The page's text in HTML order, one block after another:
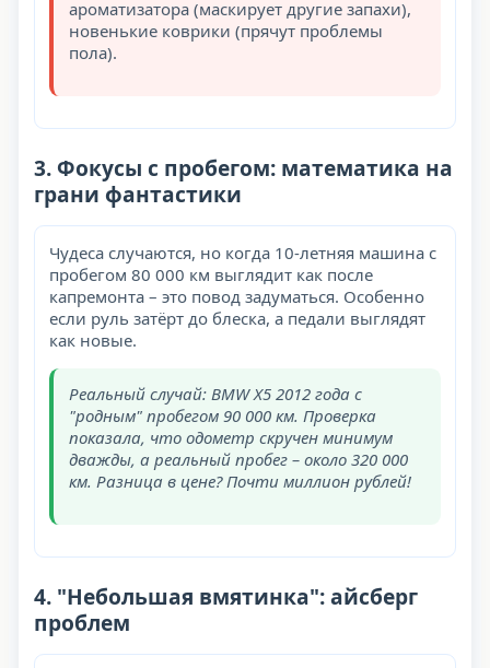
ароматизатора (маскирует другие запахи),
новенькие коврики (прячут проблемы
пола).
3. Фокусы с пробегом: математика на
грани фантастики
Чудеса случаются, но когда 10-летняя машина с
пробегом 80 000 км выглядит как после
капремонта – это повод задуматься. Особенно
если руль затёрт до блеска, а педали выглядят
как новые.
Реальный случай: BMW X5 2012 года с
"родным" пробегом 90 000 км. Проверка
показала, что одометр скручен минимум
дважды, а реальный пробег – около 320 000
км. Разница в цене? Почти миллион рублей!
4. "Небольшая вмятинка": айсберг
проблем